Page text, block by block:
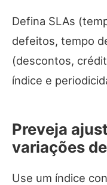
Defina SLAs
defeitos, tempo
(descontos,
índice e
Preveja
variações
Use um índice